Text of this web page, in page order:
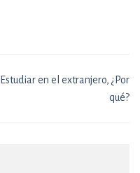
Estudiar en el extranjero, ¿Por
qué?